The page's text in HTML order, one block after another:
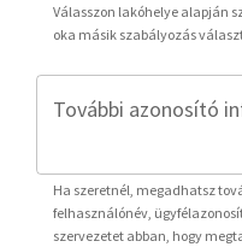
Válasszon lakóhelye alapján
oka másik szabályozás
További azonosító
Ha szeretnél, megadhatsz
felhasználónév,
szervezetet abban, hogy